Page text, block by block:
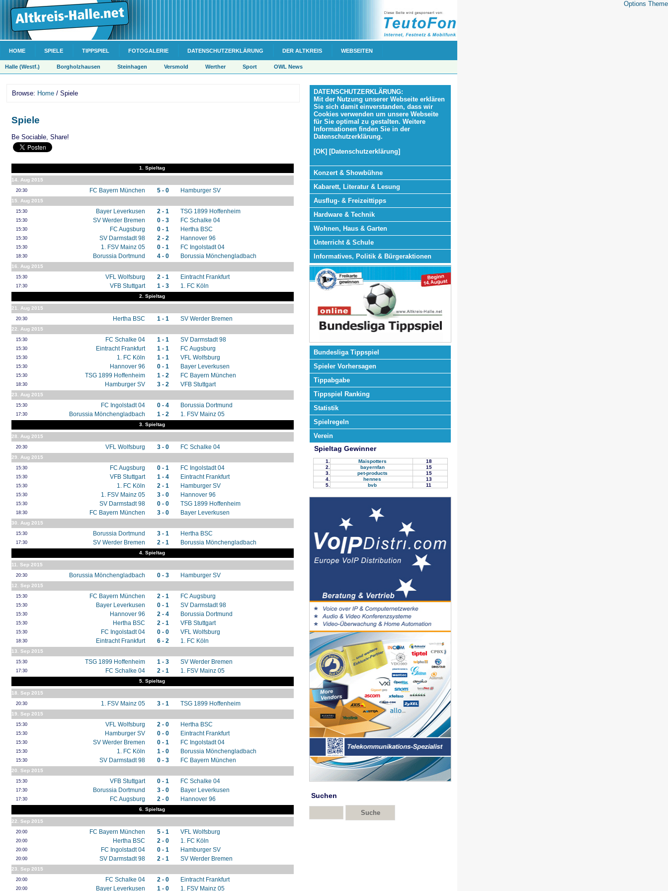
HOME SPIELE TIPPSPIEL FOTOGALERIE DATENSCHUTZERKLÄRUNG DER ALTKREIS WEBSEITEN
Halle (Westf.) Borgholzhausen Steinhagen Versmold Werther Sport OWL News
Browse: Home / Spiele
Spiele
Be Sociable, Share!
1. Spieltag
14. Aug 2015
20:30 FC Bayern München 5 - 0 Hamburger SV
15. Aug 2015
15:30 Bayer Leverkusen 2 - 1 TSG 1899 Hoffenheim
15:30 SV Werder Bremen 0 - 3 FC Schalke 04
15:30 FC Augsburg 0 - 1 Hertha BSC
15:30 SV Darmstadt 98 2 - 2 Hannover 96
15:30 1. FSV Mainz 05 0 - 1 FC Ingolstadt 04
18:30 Borussia Dortmund 4 - 0 Borussia Mönchengladbach
16. Aug 2015
15:30 VFL Wolfsburg 2 - 1 Eintracht Frankfurt
17:30 VFB Stuttgart 1 - 3 1. FC Köln
2. Spieltag
21. Aug 2015
20:30 Hertha BSC 1 - 1 SV Werder Bremen
22. Aug 2015
15:30 FC Schalke 04 1 - 1 SV Darmstadt 98
15:30 Eintracht Frankfurt 1 - 1 FC Augsburg
15:30 1. FC Köln 1 - 1 VFL Wolfsburg
15:30 Hannover 96 0 - 1 Bayer Leverkusen
15:30 TSG 1899 Hoffenheim 1 - 2 FC Bayern München
18:30 Hamburger SV 3 - 2 VFB Stuttgart
23. Aug 2015
15:30 FC Ingolstadt 04 0 - 4 Borussia Dortmund
17:30 Borussia Mönchengladbach 1 - 2 1. FSV Mainz 05
3. Spieltag
28. Aug 2015
20:30 VFL Wolfsburg 3 - 0 FC Schalke 04
29. Aug 2015
15:30 FC Augsburg 0 - 1 FC Ingolstadt 04
15:30 VFB Stuttgart 1 - 4 Eintracht Frankfurt
15:30 1. FC Köln 2 - 1 Hamburger SV
15:30 1. FSV Mainz 05 3 - 0 Hannover 96
15:30 SV Darmstadt 98 0 - 0 TSG 1899 Hoffenheim
18:30 FC Bayern München 3 - 0 Bayer Leverkusen
30. Aug 2015
15:30 Borussia Dortmund 3 - 1 Hertha BSC
17:30 SV Werder Bremen 2 - 1 Borussia Mönchengladbach
4. Spieltag
11. Sep 2015
20:30 Borussia Mönchengladbach 0 - 3 Hamburger SV
12. Sep 2015
15:30 FC Bayern München 2 - 1 FC Augsburg
15:30 Bayer Leverkusen 0 - 1 SV Darmstadt 98
15:30 Hannover 96 2 - 4 Borussia Dortmund
15:30 Hertha BSC 2 - 1 VFB Stuttgart
15:30 FC Ingolstadt 04 0 - 0 VFL Wolfsburg
18:30 Eintracht Frankfurt 6 - 2 1. FC Köln
13. Sep 2015
15:30 TSG 1899 Hoffenheim 1 - 3 SV Werder Bremen
17:30 FC Schalke 04 2 - 1 1. FSV Mainz 05
5. Spieltag
18. Sep 2015
20:30 1. FSV Mainz 05 3 - 1 TSG 1899 Hoffenheim
19. Sep 2015
15:30 VFL Wolfsburg 2 - 0 Hertha BSC
15:30 Hamburger SV 0 - 0 Eintracht Frankfurt
15:30 SV Werder Bremen 0 - 1 FC Ingolstadt 04
15:30 1. FC Köln 1 - 0 Borussia Mönchengladbach
15:30 SV Darmstadt 98 0 - 3 FC Bayern München
20. Sep 2015
15:30 VFB Stuttgart 0 - 1 FC Schalke 04
17:30 Borussia Dortmund 3 - 0 Bayer Leverkusen
17:30 FC Augsburg 2 - 0 Hannover 96
6. Spieltag
22. Sep 2015
20:00 FC Bayern München 5 - 1 VFL Wolfsburg
20:00 Hertha BSC 2 - 0 1. FC Köln
20:00 FC Ingolstadt 04 0 - 1 Hamburger SV
20:00 SV Darmstadt 98 2 - 1 SV Werder Bremen
23. Sep 2015
20:00 FC Schalke 04 2 - 0 Eintracht Frankfurt
20:00 Bayer Leverkusen 1 - 0 1. FSV Mainz 05
DATENSCHUTZERKLÄRUNG:
Mit der Nutzung unserer Webseite erklären
Sie sich damit einverstanden, dass wir
Cookies verwenden um unsere Webseite
für Sie optimal zu gestalten. Weitere
Informationen finden Sie in der
Datenschutzerklärung.
[OK] [Datenschutzerklärung]
Konzert & Showbühne
Kabarett, Literatur & Lesung
Ausflug- & Freizeittipps
Hardware & Technik
Wohnen, Haus & Garten
Unterricht & Schule
Informatives, Politik & Bürgeraktionen
Bundesliga Tippspiel
Spieler Vorhersagen
Tippabgabe
Tippspiel Ranking
Statistik
Spielregeln
Verein
Spieltag Gewinner
1. Maispotters
18
2.
bayernfan
15
3.
pet-products
15
4.
hennes
13
5.
bvb 11
Suchen
Options Theme